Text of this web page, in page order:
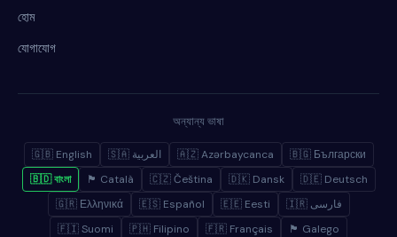
হোম
যোগাযোগ
অন্যান্য ভাষা
🇬🇧 English 🇸🇦 العربية 🇦🇿 Azərbaycanca
🇧🇬 Български
🇧🇩 বাংলা
🏴 Català 🇨🇿 Čeština 🇩🇰 Dansk
🇩🇪 Deutsch
🇬🇷 Ελληνικά
🇪🇸 Español 🇪🇪 Eesti
🇮🇷 فارسی
🇫🇮 Suomi
🇵🇭 Filipino 🇫🇷 Français
🏴 Galego